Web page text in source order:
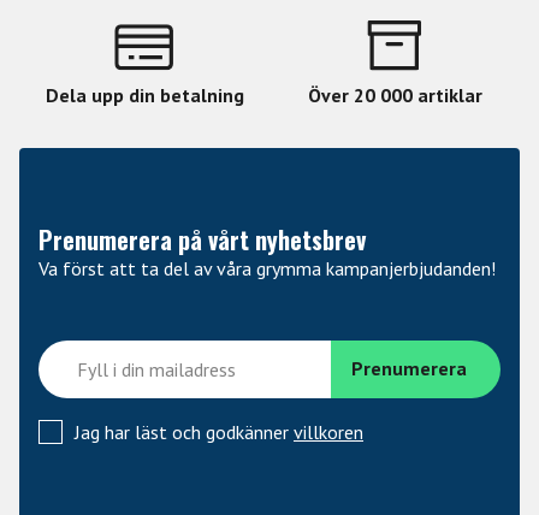
Dela upp din betalning Över 20 000 artiklar
Prenumerera på vårt nyhetsbrev
Va först att ta del av våra grymma kampanjerbjudanden!
Jag har läst och godkänner villkoren